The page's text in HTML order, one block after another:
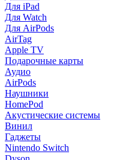
Для iPad
Для Watch
Для AirPods
AirTag
Apple TV
Подарочные карты
Аудио
AirPods
Наушники
HomePod
Акустические системы
Винил
Гаджеты
Nintendo Switch